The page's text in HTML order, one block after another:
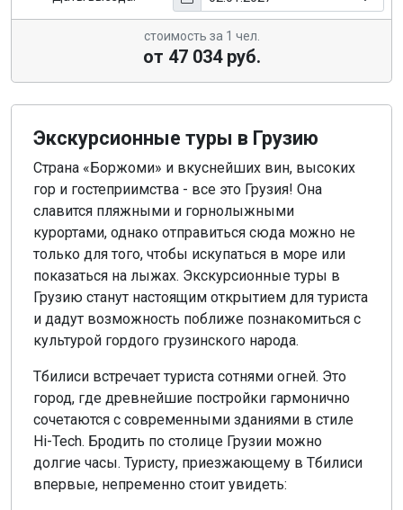
стоимость за 1 чел.
от 47 034 руб.
Экскурсионные туры в Грузию
Страна «Боржоми» и вкуснейших вин, высоких
гор и гостеприимства - все это Грузия! Она
славится пляжными и горнолыжными
курортами, однако отправиться сюда можно не
только для того, чтобы искупаться в море или
показаться на лыжах. Экскурсионные туры в
Грузию станут настоящим открытием для туриста
и дадут возможность поближе познакомиться с
культурой гордого грузинского народа.
Тбилиси встречает туриста сотнями огней. Это
город, где древнейшие постройки гармонично
сочетаются с современными зданиями в стиле
Hi-Tech. Бродить по столице Грузии можно
долгие часы. Туристу, приезжающему в Тбилиси
впервые, непременно стоит увидеть: